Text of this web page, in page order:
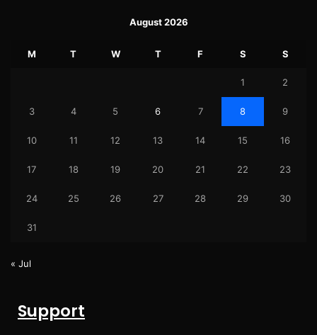
August 2026
M T W T F S S
1 2
3 4 5 6 7 8 9
10 11 12 13 14 15 16
17 18 19 20 21 22 23
24 25 26 27 28 29 30
31
« Jul
Support